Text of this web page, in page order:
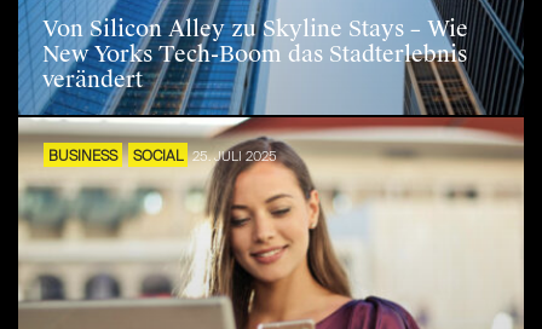
Von Silicon Alley zu Skyline Stays – Wie
New Yorks Tech-Boom das Stadterlebnis
verändert
BUSINESS SOCIAL 25. JULI 2025